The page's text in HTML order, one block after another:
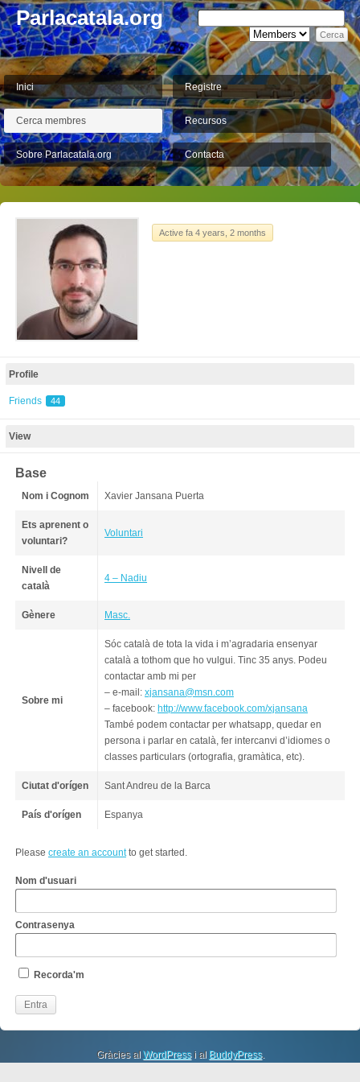
Parlacatala.org
Inici Registre
Cerca membres Recursos
Sobre Parlacatala.org Contacta
Active fa 4 years, 2 months
Profile
Friends 44
View
Base
Nom i Cognom Xavier Jansana Puerta
Ets aprenent o
voluntari?
Voluntari
Nivell de
català
4 – Nadiu
Gènere Masc.
Sobre mi
Sóc català de tota la vida i m’agradaria ensenyar
català a tothom que ho vulgui. Tinc 35 anys. Podeu
contactar amb mi per
– e-mail: xjansana@msn.com
– facebook: http://www.facebook.com/xjansana
També podem contactar per whatsapp, quedar en
persona i parlar en català, fer intercanvi d’idiomes o
classes particulars (ortografia, gramàtica, etc).
Ciutat d'orígen Sant Andreu de la Barca
País d'orígen Espanya
Please create an accountto get started.
Nom d'usuari
Contrasenya
Recorda'm
Gràcies al WordPressi al BuddyPress.